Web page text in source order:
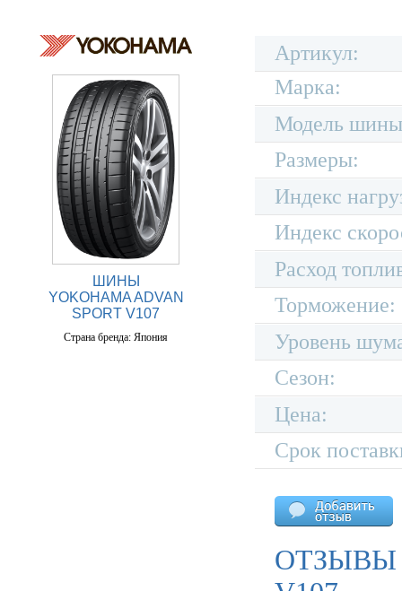
ШИНЫ
YOKOHAMA ADVAN
SPORT V107
Страна бренда: Япония
Артикул:
Марка:
Модель
Размеры:
Индекс
Индекс
Расход
Торможение:
Уровень
Сезон:
Цена:
Срок
ОТЗЫВЫ